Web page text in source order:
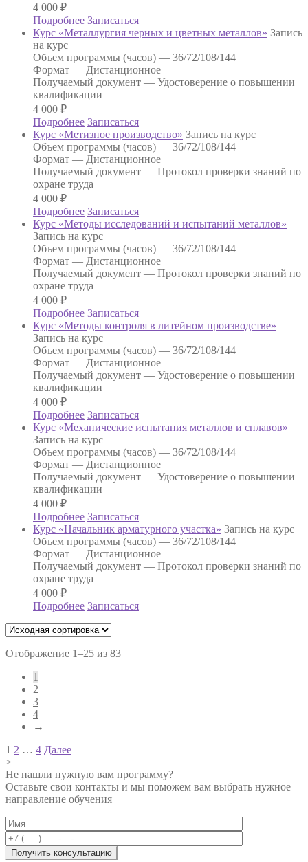
4 000 ₽
Подробнее Записаться
Курс «Металлургия черных и цветных металлов» Запись
на курс
Объем программы (часов) — 36/72/108/144
Формат — Дистанционное
Получаемый документ — Удостоверение о повышении
квалификации
4 000 ₽
Подробнее Записаться
Курс «Метизное производство» Запись на курс
Объем программы (часов) — 36/72/108/144
Формат — Дистанционное
Получаемый документ — Протокол проверки знаний по
охране труда
4 000 ₽
Подробнее Записаться
Курс «Методы исследований и испытаний металлов»
Запись на курс
Объем программы (часов) — 36/72/108/144
Формат — Дистанционное
Получаемый документ — Протокол проверки знаний по
охране труда
4 000 ₽
Подробнее Записаться
Курс «Методы контроля в литейном производстве»
Запись на курс
Объем программы (часов) — 36/72/108/144
Формат — Дистанционное
Получаемый документ — Удостоверение о повышении
квалификации
4 000 ₽
Подробнее Записаться
Курс «Механические испытания металлов и сплавов»
Запись на курс
Объем программы (часов) — 36/72/108/144
Формат — Дистанционное
Получаемый документ — Удостоверение о повышении
квалификации
4 000 ₽
Подробнее Записаться
Курс «Начальник арматурного участка» Запись на курс
Объем программы (часов) — 36/72/108/144
Формат — Дистанционное
Получаемый документ — Протокол проверки знаний по
охране труда
4 000 ₽
Подробнее Записаться
Отображение 1–25 из 83
1
2
3
4
→
Навигация
по
записям
1 2 … 4 Далее
>
Не нашли нужную вам программу?
Оставьте свои контакты и мы поможем вам выбрать нужное
направление обучения